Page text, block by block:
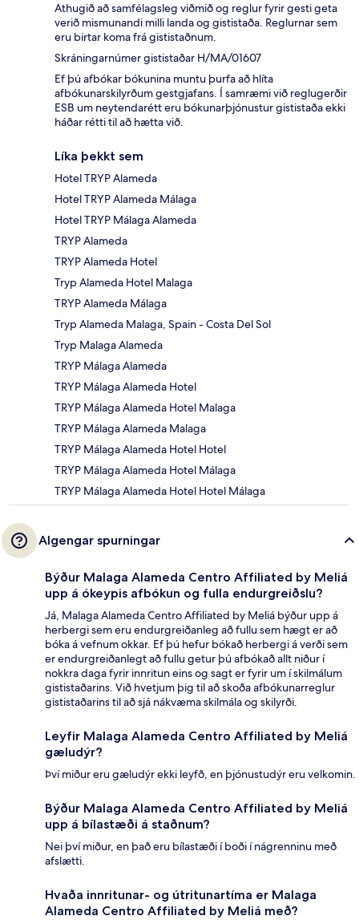
Athugið að samfélagsleg viðmið og reglur fyrir gesti geta
verið mismunandi milli landa og gististaða. Reglurnar sem
eru birtar koma frá gististaðnum.
Skráningarnúmer gististaðar H/MA/01607
Ef þú afbókar bókunina muntu þurfa að hlíta
afbókunarskilyrðum gestgjafans. Í samræmi við reglugerðir
ESB um neytendarétt eru bókunarþjónustur gististaða ekki
háðar rétti til að hætta við.
Líka þekkt sem
Hotel TRYP Alameda
Hotel TRYP Alameda Málaga
Hotel TRYP Málaga Alameda
TRYP Alameda
TRYP Alameda Hotel
Tryp Alameda Hotel Malaga
TRYP Alameda Málaga
Tryp Alameda Malaga, Spain - Costa Del Sol
Tryp Malaga Alameda
TRYP Málaga Alameda
TRYP Málaga Alameda Hotel
TRYP Málaga Alameda Hotel Malaga
TRYP Málaga Alameda Malaga
TRYP Málaga Alameda Hotel Hotel
TRYP Málaga Alameda Hotel Málaga
TRYP Málaga Alameda Hotel Hotel Málaga
Algengar spurningar
Býður Malaga Alameda Centro Affiliated by Meliá
upp á ókeypis afbókun og fulla endurgreiðslu?
Já, Malaga Alameda Centro Affiliated by Meliá býður upp á
herbergi sem eru endurgreiðanleg að fullu sem hægt er að
bóka á vefnum okkar. Ef þú hefur bókað herbergi á verði sem
er endurgreiðanlegt að fullu getur þú afbókað allt niður í
nokkra daga fyrir innritun eins og sagt er fyrir um í skilmálum
gististaðarins. Við hvetjum þig til að skoða afbókunarreglur
gististaðarins til að sjá nákvæma skilmála og skilyrði.
Leyfir Malaga Alameda Centro Affiliated by Meliá
gæludýr?
Því miður eru gæludýr ekki leyfð, en þjónustudýr eru velkomin.
Býður Malaga Alameda Centro Affiliated by Meliá
upp á bílastæði á staðnum?
Nei því miður, en það eru bílastæði í boði í nágrenninu með
afslætti.
Hvaða innritunar- og útritunartíma er Malaga
Alameda Centro Affiliated by Meliá með?